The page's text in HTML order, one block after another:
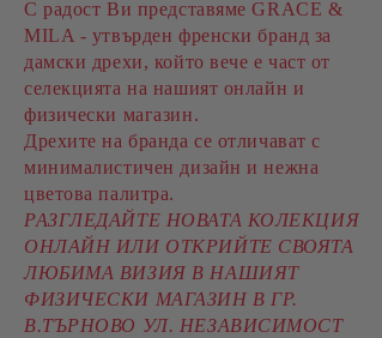
С радост Ви представяме GRACE &
MILA - утвърден френски бранд за
дамски дрехи, който вече е част от
селекцията на нашият онлайн и
физически магазин.
Дрехите на бранда се отличават с
минималистичен дизайн и нежна
цветова палитра.
РАЗГЛЕДАЙТЕ НОВАТА КОЛЕКЦИЯ
ОНЛАЙН ИЛИ ОТКРИЙТЕ СВОЯТА
ЛЮБИМА ВИЗИЯ В НАШИЯТ
ФИЗИЧЕСКИ МАГАЗИН В ГР.
В.ТЪРНОВО УЛ. НЕЗАВИСИМОСТ